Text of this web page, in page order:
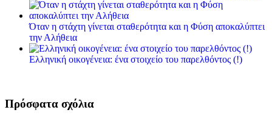
Όταν η στάχτη γίνεται σταθερότητα και η Φύση αποκαλύπτει
την Αλήθεια
Ελληνική οικογένεια: ένα στοιχείο του παρελθόντος (!)
Πρόσφατα σχόλια